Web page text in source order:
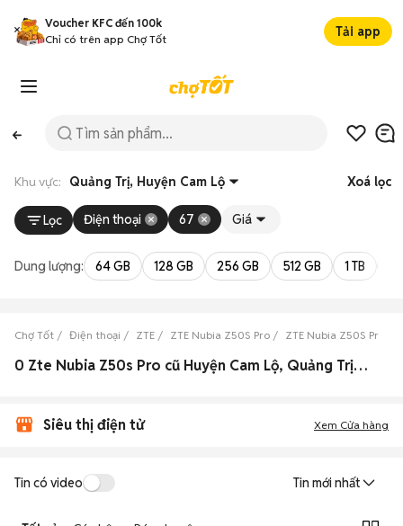
Voucher KFC đến 100k
Chỉ có trên app Chợ Tốt
Tải app
Khu vực: Quảng Trị, Huyện Cam Lộ Xoá lọc
Lọc Điện thoại 67 Giá
Dung lượng: 64 GB 128 GB 256 GB 512 GB 1 TB
Chợ Tốt Điện thoại ZTE ZTE Nubia Z50S Pro ZTE Nubia Z50S Pro
0 Zte Nubia Z50s Pro cũ Huyện Cam Lộ, Quảng Trị đẹp
Siêu thị điện tử Xem Cửa hàng
Tin có video Tin mới nhất